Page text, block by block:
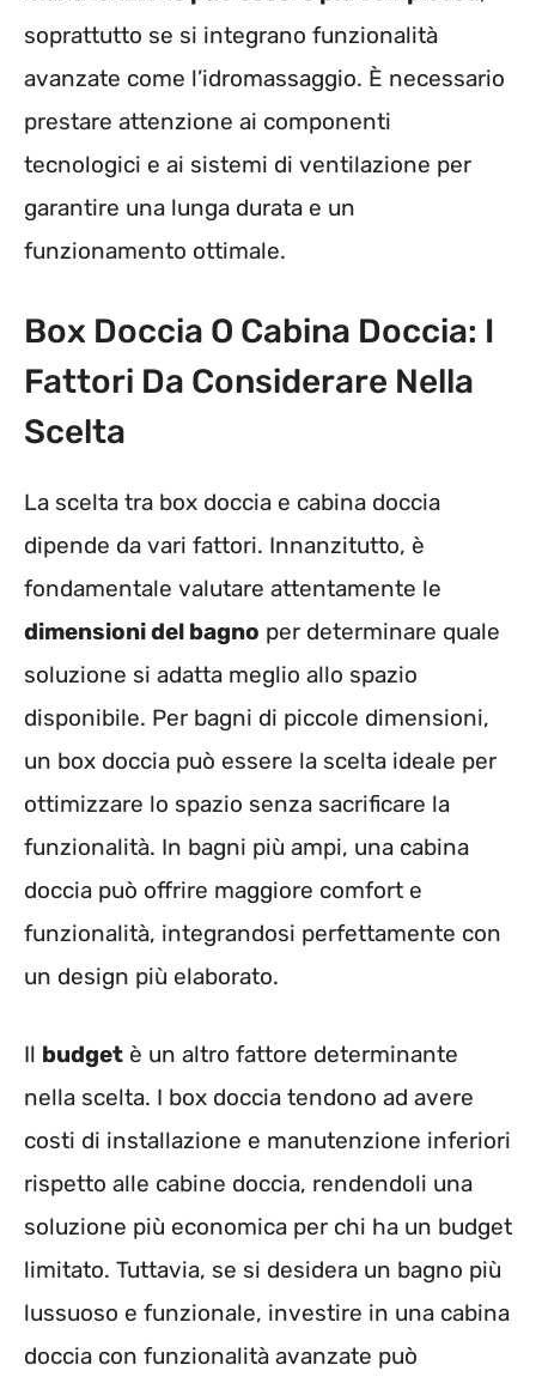
soprattutto se si integrano funzionalità
avanzate come l’idromassaggio. È necessario
prestare attenzione ai componenti
tecnologici e ai sistemi di ventilazione per
garantire una lunga durata e un
funzionamento ottimale.
Box Doccia O Cabina Doccia: I
Fattori Da Considerare Nella
Scelta
La scelta tra box doccia e cabina doccia
dipende da vari fattori. Innanzitutto, è
fondamentale valutare attentamente le
dimensioni del bagno per determinare quale
soluzione si adatta meglio allo spazio
disponibile. Per bagni di piccole dimensioni,
un box doccia può essere la scelta ideale per
ottimizzare lo spazio senza sacrificare la
funzionalità. In bagni più ampi, una cabina
doccia può offrire maggiore comfort e
funzionalità, integrandosi perfettamente con
un design più elaborato.
Il budget è un altro fattore determinante
nella scelta. I box doccia tendono ad avere
costi di installazione e manutenzione inferiori
rispetto alle cabine doccia, rendendoli una
soluzione più economica per chi ha un budget
limitato. Tuttavia, se si desidera un bagno più
lussuoso e funzionale, investire in una cabina
doccia con funzionalità avanzate può